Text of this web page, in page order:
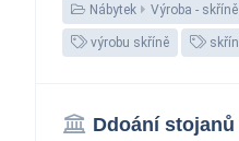
Nábytek Výroba - skříně
výrobu skříně
Ddoání